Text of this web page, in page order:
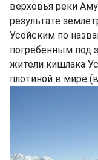
верховья реки
результате
Усойским по
погребенным под
жители кишлака
плотиной в мире